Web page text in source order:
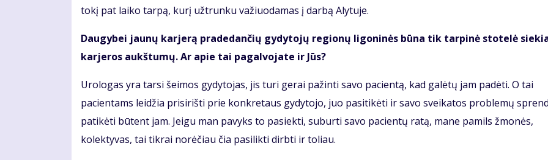
tokį pat laiko tarpą, kurį užtrunku važiuodamas į darbą Alytuje.
Daugybei jaunų karjerą pradedančių gydytojų regionų ligoninės būna tik tarpinė stotelė
karjeros aukštumų. Ar apie tai pagalvojate ir Jūs?
Urologas yra tarsi šeimos gydytojas, jis turi gerai pažinti savo pacientą, kad galėtų jam padėti. O tai
pacientams leidžia prisirišti prie konkretaus gydytojo, juo pasitikėti ir savo sveikatos problemų
patikėti būtent jam. Jeigu man pavyks to pasiekti, suburti savo pacientų ratą, mane pamils žmonės,
kolektyvas, tai tikrai norėčiau čia pasilikti dirbti ir toliau.